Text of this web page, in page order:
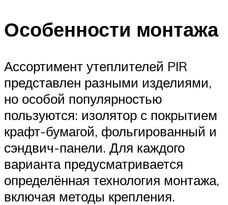
Особенности монтажа
Ассортимент утеплителей PIR
представлен разными изделиями,
но особой популярностью
пользуются: изолятор с покрытием
крафт-бумагой, фольгированный и
сэндвич-панели. Для каждого
варианта предусматривается
определённая технология монтажа,
включая методы крепления.